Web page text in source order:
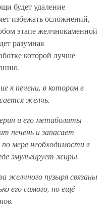
будет удаление
избежать осложнений,
этапе желчнокаменной
разумная
которой лучше
к печени, в котором в
желчь.
и его метаболиты
печень и запасает
мере необходимости в
эмульгирует жиры.
желчного пузыря связаны
его самого, но ещё